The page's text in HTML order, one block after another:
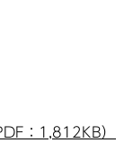
：1,812KB）